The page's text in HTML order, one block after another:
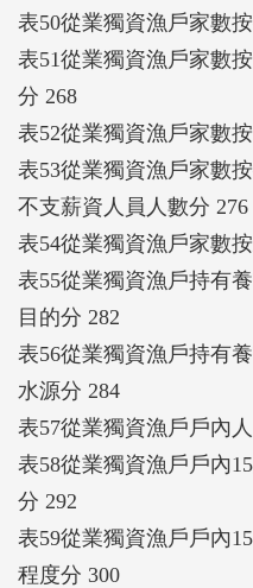
表50從業獨資漁戶家數
表51從業獨資漁戶家數
分 268
表52從業獨資漁戶家數
表53從業獨資漁戶家數
不支薪資人員人數分 276
表54從業獨資漁戶家數
表55從業獨資漁戶持有
目的分 282
表56從業獨資漁戶持有
水源分 284
表57從業獨資漁戶戶內
表58從業獨資漁戶戶內
分 292
表59從業獨資漁戶戶內
程度分 300